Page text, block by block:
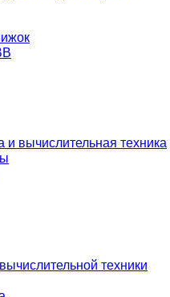
вычислительная техника
техники